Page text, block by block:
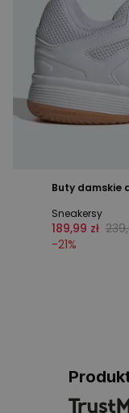
Buty damskie
Sneakersy
189,99 zł
-21%